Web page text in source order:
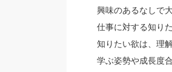
興味のあるなしで
仕事に対する知り
知りたい欲は、理
学ぶ姿勢や成長度